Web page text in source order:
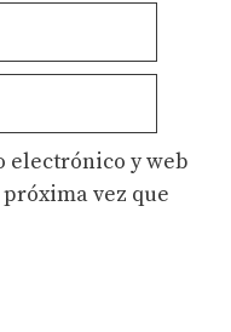
electrónico y web
vez que